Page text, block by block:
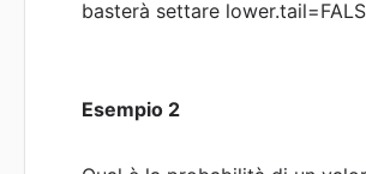
basterà settare
Esempio 2